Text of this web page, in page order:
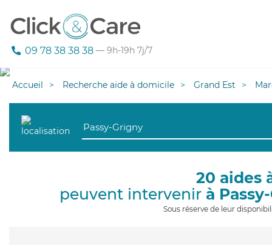
09 78 38 38 38 — 9h-19h 7j/7
Accueil Recherche aide à domicile Grand Est
20 aides
peuvent intervenir à
Sous réserve de leur